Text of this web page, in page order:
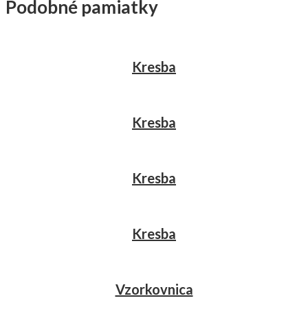
Podobné pamiatky
Kresba
Kresba
Kresba
Kresba
Vzorkovnica